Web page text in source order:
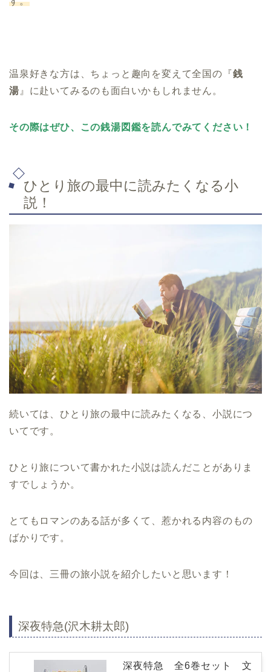
温泉好きな方は、ちょっと趣向を変えて全国の『銭
湯 』に赴いてみるのも面白いかもしれません。
その際はぜひ、この銭湯図鑑を読んでみてください！
ひとり旅の最中に読みたくなる小
説！
続いては、ひとり旅の最中に読みたくなる、小説につ
いてです。
ひとり旅について書かれた小説は読んだことがありま
すでしょうか。
とてもロマンのある話が多くて、惹かれる内容のもの
ばかりです。
今回は、三冊の旅小説を紹介したいと思います！
深夜特急(沢木耕太郎)
深夜特急 全6巻セット 文